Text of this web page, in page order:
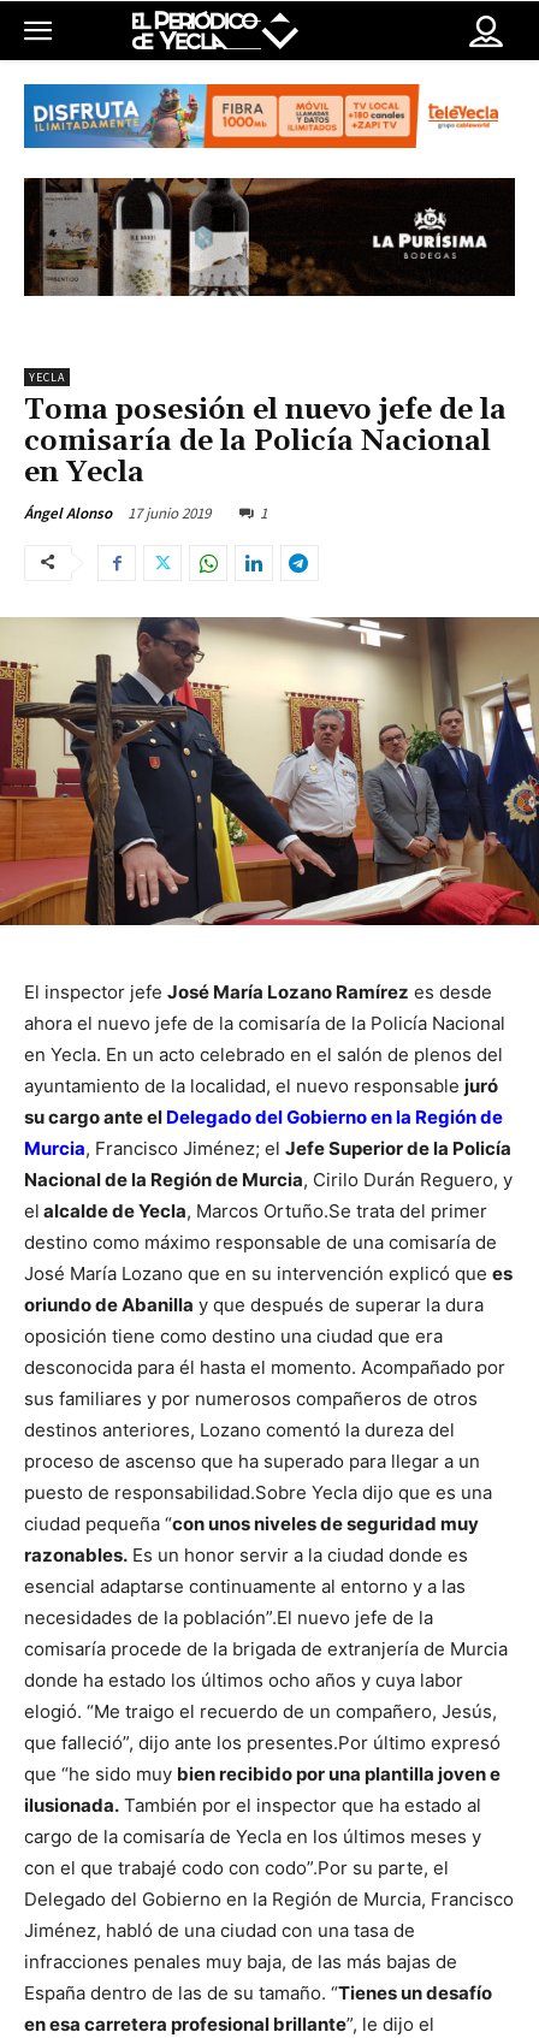
YECLA
Toma posesión el nuevo jefe de la
comisaría de la Policía Nacional
en Yecla
Ángel Alonso 17 junio 2019 1
El inspector jefe José María Lozano Ramírez es desde
ahora el nuevo jefe de la comisaría de la Policía Nacional
en Yecla. En un acto celebrado en el salón de plenos del
ayuntamiento de la localidad, el nuevo responsable juró
su cargo ante el Delegado del Gobierno en la Región de
Murcia, Francisco Jiménez; el Jefe Superior de la Policía
Nacional de la Región de Murcia, Cirilo Durán Reguero, y
el alcalde de Yecla, Marcos Ortuño.Se trata del primer
destino como máximo responsable de una comisaría de
José María Lozano que en su intervención explicó que es
oriundo de Abanilla y que después de superar la dura
oposición tiene como destino una ciudad que era
desconocida para él hasta el momento. Acompañado por
sus familiares y por numerosos compañeros de otros
destinos anteriores, Lozano comentó la dureza del
proceso de ascenso que ha superado para llegar a un
puesto de responsabilidad.Sobre Yecla dijo que es una
ciudad pequeña “con unos niveles de seguridad muy
razonables. Es un honor servir a la ciudad donde es
esencial adaptarse continuamente al entorno y a las
necesidades de la población”.El nuevo jefe de la
comisaría procede de la brigada de extranjería de Murcia
donde ha estado los últimos ocho años y cuya labor
elogió. “Me traigo el recuerdo de un compañero, Jesús,
que falleció”, dijo ante los presentes.Por último expresó
que “he sido muy bien recibido por una plantilla joven e
ilusionada. También por el inspector que ha estado al
cargo de la comisaría de Yecla en los últimos meses y
con el que trabajé codo con codo”.Por su parte, el
Delegado del Gobierno en la Región de Murcia, Francisco
Jiménez, habló de una ciudad con una tasa de
infracciones penales muy baja, de las más bajas de
España dentro de las de su tamaño. “Tienes un desafío
en esa carretera profesional brillante”, le dijo el